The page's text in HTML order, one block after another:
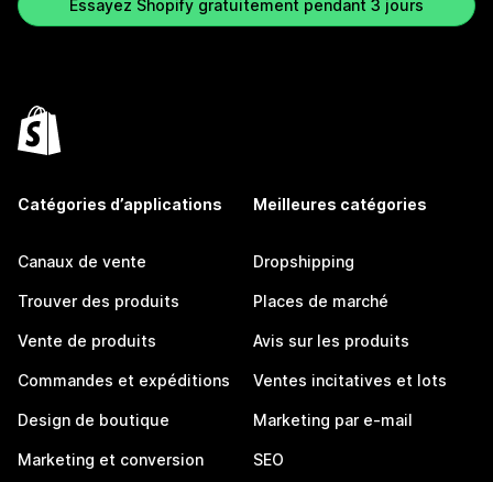
Essayez Shopify gratuitement pendant 3 jours
Catégories d’applications
Canaux de vente
Trouver des produits
Vente de produits
Commandes et expéditions
Design de boutique
Marketing et conversion
Meilleures catégories
Dropshipping
Places de marché
Avis sur les produits
Ventes incitatives et lots
Marketing par e-mail
SEO